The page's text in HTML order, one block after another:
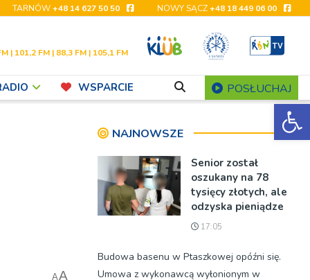
TARNÓW+48 14 627 50 50 NOWY SĄCZ+48 18 449 06 00
| 101,2 FM | 88,3 FM | 105,1 FM
WSPARCIE POSŁUCHAJ
AA
NAJNOWSZE
Senior został
oszukany na 78
tysięcy złotych, ale
odzyska pieniądze
17:05
Budowa basenu w Ptaszkowej opóźni się.
Umowa z wykonawcą wyłonionym w